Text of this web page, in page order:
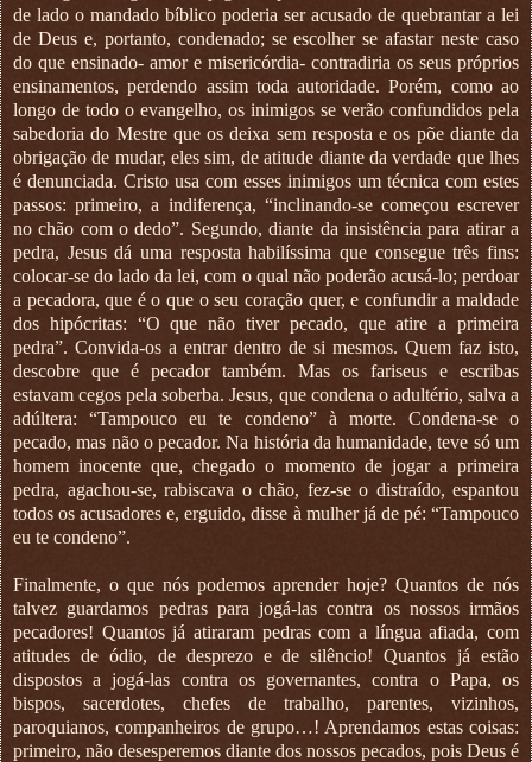
de lado o mandado bíblico poderia ser acusado de quebrantar a lei
de Deus e, portanto, condenado; se escolher se afastar neste caso
do que ensinado- amor e misericórdia- contradiria os seus próprios
ensinamentos, perdendo assim toda autoridade. Porém, como ao
longo de todo o evangelho, os inimigos se verão confundidos pela
sabedoria do Mestre que os deixa sem resposta e os põe diante da
obrigação de mudar, eles sim, de atitude diante da verdade que lhes
é denunciada. Cristo usa com esses inimigos um técnica com estes
passos: primeiro, a indiferença, “inclinando-se começou escrever
no chão com o dedo”. Segundo, diante da insistência para atirar a
pedra, Jesus dá uma resposta habilíssima que consegue três fins:
colocar-se do lado da lei, com o qual não poderão acusá-lo; perdoar
a pecadora, que é o que o seu coração quer, e confundir a maldade
dos hipócritas: “O que não tiver pecado, que atire a primeira
pedra”. Convida-os a entrar dentro de si mesmos. Quem faz isto,
descobre que é pecador também. Mas os fariseus e escribas
estavam cegos pela soberba. Jesus, que condena o adultério, salva a
adúltera: “Tampouco eu te condeno” à morte. Condena-se o
pecado, mas não o pecador. Na história da humanidade, teve só um
homem inocente que, chegado o momento de jogar a primeira
pedra, agachou-se, rabiscava o chão, fez-se o distraído, espantou
todos os acusadores e, erguido, disse à mulher já de pé: “Tampouco
eu te condeno”.
Finalmente, o que nós podemos aprender hoje? Quantos de nós
talvez guardamos pedras para jogá-las contra os nossos irmãos
pecadores! Quantos já atiraram pedras com a língua afiada, com
atitudes de ódio, de desprezo e de silêncio! Quantos já estão
dispostos a jogá-las contra os governantes, contra o Papa, os
bispos, sacerdotes, chefes de trabalho, parentes, vizinhos,
paroquianos, companheiros de grupo…! Aprendamos estas coisas:
primeiro, não desesperemos diante dos nossos pecados, pois Deus é